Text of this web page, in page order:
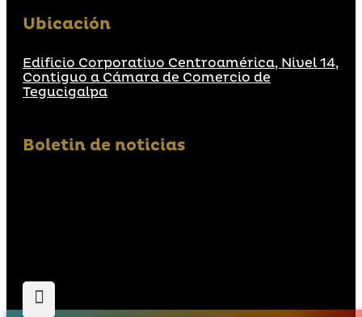
Ubicación
Edificio Corporativo Centroamérica, Nivel 14,
Contiguo a Cámara de Comercio de
Tegucigalpa
Boletin de noticias